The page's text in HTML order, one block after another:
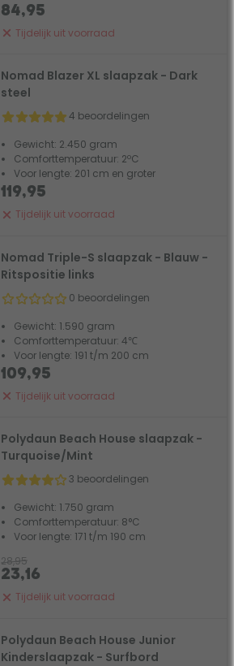
Tijdelijk uit voorraad
84,95
Nomad Blazer XL slaapzak - Dark
steel
4 beoordelingen
Gewicht: 2.450 gram
Comforttemperatuur: 2ºC
Voor lengte: 201 cm en groter
Tijdelijk uit voorraad
119,95
Nomad Triple-S slaapzak - Blauw -
Ritspositie links
0 beoordelingen
Gewicht: 1.590 gram
Comforttemperatuur: 4℃
Voor lengte: 191 t/m 200 cm
Tijdelijk uit voorraad
109,95
Polydaun Beach House slaapzak -
Turquoise/Mint
3 beoordelingen
Gewicht: 1.750 gram
Comforttemperatuur: 8°C
Voor lengte: 171 t/m 190 cm
Tijdelijk uit voorraad
28,95
23,16
Polydaun Beach House Junior
Kinderslaapzak - Surfbord